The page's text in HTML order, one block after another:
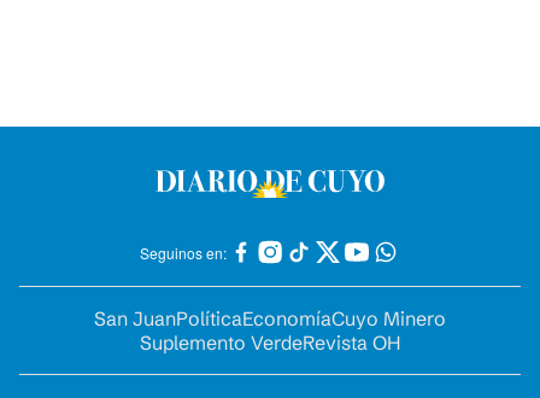
Seguinos en:
San JuanPolíticaEconomíaCuyo Minero
Suplemento VerdeRevista OH